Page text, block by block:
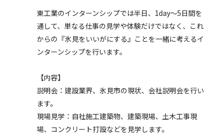
東工業のインターンシップでは半日、1day～5日間を
通して、単なる仕事の見学や体験だけではなく、これ
からの『氷見をいいがにする』ことを一緒に考えるイ
ンターンシップを行います。
【内容】
説明会：建設業界、氷見市の現状、会社説明会を行い
ます。
現場見学：自社施工建築物、建築現場、土木工事現
場、コンクリート打設などを見学します。